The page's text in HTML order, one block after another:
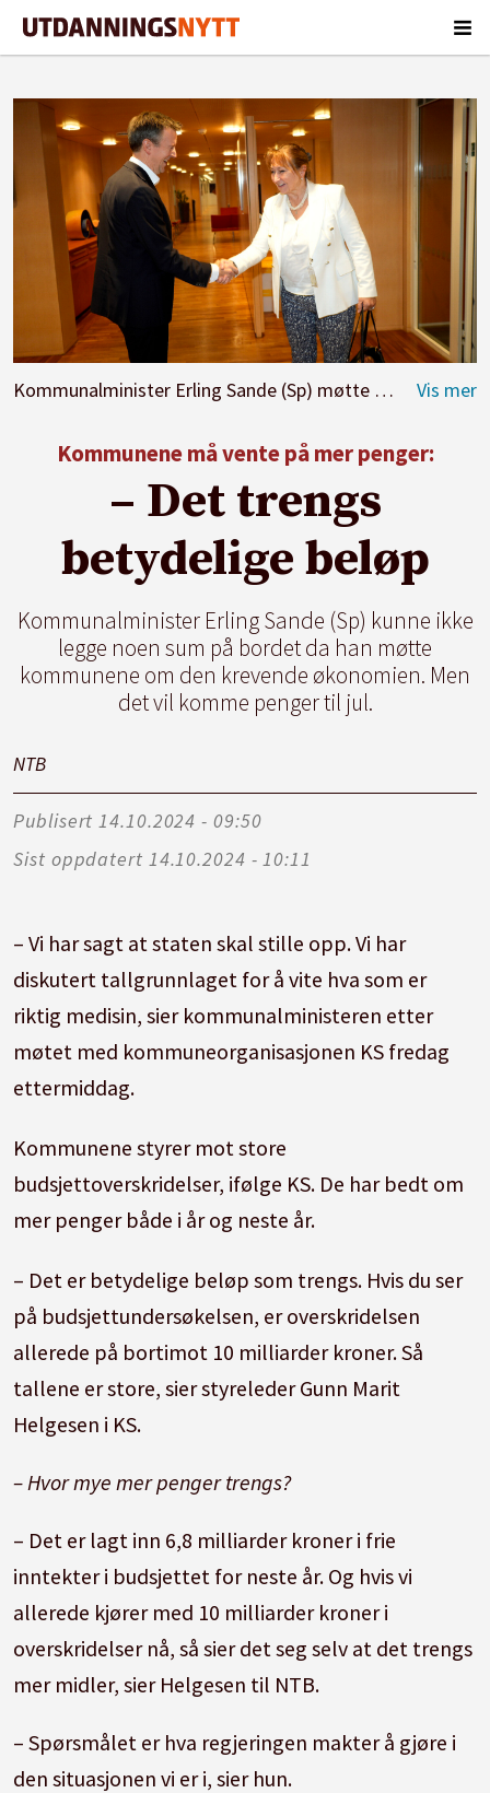
Kommunalminister Erling Sande (Sp) møtte Gunn Marit Helgesen i KS til krisemøte om kommuneøkonomien.
Kommunene må vente på mer penger:
– Det trengs
betydelige beløp
Kommunalminister Erling Sande (Sp) kunne ikke
legge noen sum på bordet da han møtte
kommunene om den krevende økonomien. Men
det vil komme penger til jul.
NTB
Publisert
14.10.2024 - 09:50
Sist oppdatert
14.10.2024 - 10:11
– Vi har sagt at staten skal stille opp. Vi har
diskutert tallgrunnlaget for å vite hva som er
riktig medisin, sier kommunalministeren etter
møtet med kommuneorganisasjonen KS fredag
ettermiddag.
Kommunene styrer mot store
budsjettoverskridelser, ifølge KS. De har bedt om
mer penger både i år og neste år.
– Det er betydelige beløp som trengs. Hvis du ser
på budsjettundersøkelsen, er overskridelsen
allerede på bortimot 10 milliarder kroner. Så
tallene er store, sier styreleder Gunn Marit
Helgesen i KS.
– Hvor mye mer penger trengs?
– Det er lagt inn 6,8 milliarder kroner i frie
inntekter i budsjettet for neste år. Og hvis vi
allerede kjører med 10 milliarder kroner i
overskridelser nå, så sier det seg selv at det trengs
mer midler, sier Helgesen til NTB.
– Spørsmålet er hva regjeringen makter å gjøre i
den situasjonen vi er i, sier hun.